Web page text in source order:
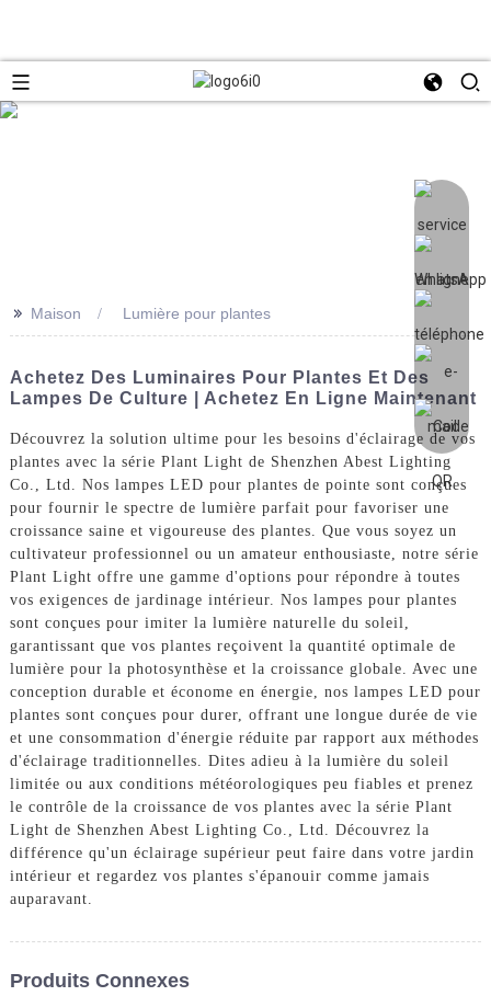
>> Maison Lumière pour plantes
Achetez Des Luminaires Pour Plantes Et Des
Lampes De Culture | Achetez En Ligne Maintenant
Découvrez la solution ultime pour les besoins d'éclairage de vos
plantes avec la série Plant Light de Shenzhen Abest Lighting
Co., Ltd. Nos lampes LED pour plantes de pointe sont conçues
pour fournir le spectre de lumière parfait pour favoriser une
croissance saine et vigoureuse des plantes. Que vous soyez un
cultivateur professionnel ou un amateur enthousiaste, notre série
Plant Light offre une gamme d'options pour répondre à toutes
vos exigences de jardinage intérieur. Nos lampes pour plantes
sont conçues pour imiter la lumière naturelle du soleil,
garantissant que vos plantes reçoivent la quantité optimale de
lumière pour la photosynthèse et la croissance globale. Avec une
conception durable et économe en énergie, nos lampes LED pour
plantes sont conçues pour durer, offrant une longue durée de vie
et une consommation d'énergie réduite par rapport aux méthodes
d'éclairage traditionnelles. Dites adieu à la lumière du soleil
limitée ou aux conditions météorologiques peu fiables et prenez
le contrôle de la croissance de vos plantes avec la série Plant
Light de Shenzhen Abest Lighting Co., Ltd. Découvrez la
différence qu'un éclairage supérieur peut faire dans votre jardin
intérieur et regardez vos plantes s'épanouir comme jamais
auparavant.
Produits Connexes